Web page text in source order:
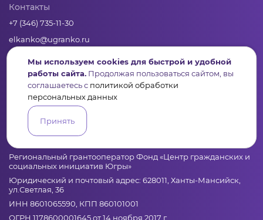
Контакты
+7 (346) 735-11-30
elkanko@ugranko.ru
Адрес
628011, Россия, Ханты-Мансийский автономный округ – Югра,
г. Ханты-Мансийск, ул. Светлая 36
Юридическая информация
Региональный грантооператор Фонд «Центр гражданских и
социальных инициатив Югры»
Юридический и почтовый адрес: 628011, Ханты-Мансийск,
ул.Светлая, 36
ИНН 8601065590, КПП 860101001
ОГРН 1178600001645 от 14 ноября 2017 г.
Мы используем cookies для быстрой и удобной
работы сайта. Продолжая пользоваться сайтом, вы
соглашаетесь с политикой обработки
персональных данных
Принять